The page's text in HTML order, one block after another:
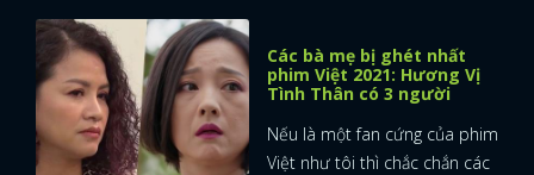
Các bà mẹ bị ghét nhất
phim Việt 2021: Hương Vị
Tình Thân có 3 người
Nếu là một fan cứng của phim
Việt như tôi thì chắc chắn các